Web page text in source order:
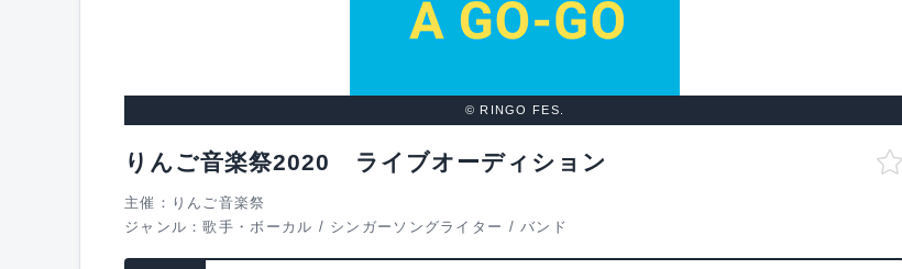
© RINGO FES.
りんご音楽祭2020 ライブオーディション
主催：りんご音楽祭
ジャンル：歌手・ボーカル / シンガーソングライター /バンド